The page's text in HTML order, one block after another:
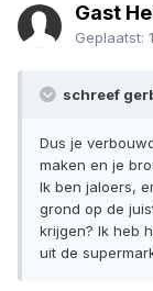
Gast
Geplaatst:
schreef
Dus je
maken en je
Ik ben jaloers,
grond op de
krijgen? Ik heb
uit de